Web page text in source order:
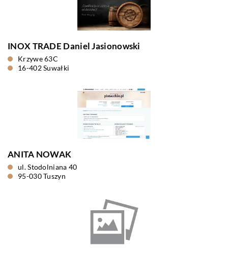
INOX TRADE Daniel Jasionowski
Krzywe 63C
16-402 Suwałki
ANITA NOWAK
ul. Stodolniana 40
95-030 Tuszyn